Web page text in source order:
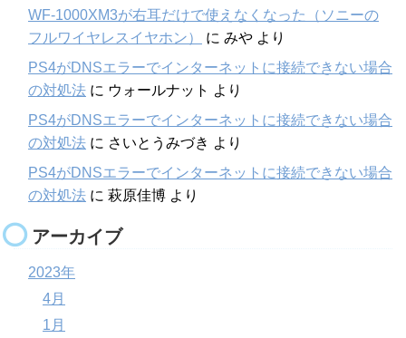
WF-1000XM3が右耳だけで使えなくなった（ソニーの
フルワイヤレスイヤホン）
に みや より
PS4がDNSエラーでインターネットに接続できない場合
の対処法 に ウォールナット より
PS4がDNSエラーでインターネットに接続できない場合
の対処法 に さいとうみづき より
PS4がDNSエラーでインターネットに接続できない場合
の対処法 に 萩原佳博 より
アーカイブ
2023年
4月
1月